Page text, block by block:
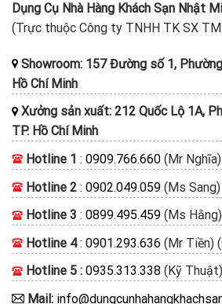
Dụng Cụ Nhà Hàng Khách Sạn Nhật
(Trực thuộc Công ty TNHH TK SX
Showroom: 157 Đường số 1,
Hồ Chí Minh
Xưởng sản xuất: 212 Quốc Lộ 1A,
TP. Hồ Chí Minh
Hotline 1 : 0909.766.660 (Mr
Hotline 2 : 0902.049.059 (Ms
Hotline 3 : 0899.495.459 (Ms
Hotline 4: 0901.293.636 (Mr Tiền)
Hotline 5 : 0935.313.338 (Kỹ
Mail: